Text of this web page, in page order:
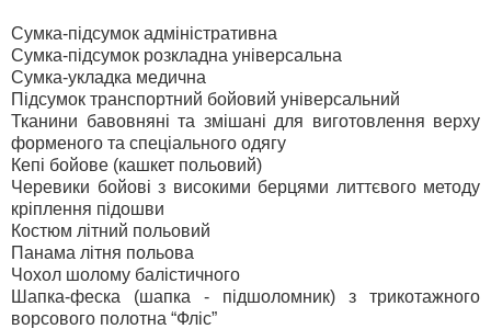
Сумка-підсумок адміністративна
Сумка-підсумок розкладна універсальна
Сумка-укладка медична
Підсумок транспортний бойовий універсальний
Тканини бавовняні та змішані для виготовлення верху
форменого та спеціального одягу
Кепі бойове (кашкет польовий)
Черевики бойові з високими берцями литтєвого методу
кріплення підошви
Костюм літний польовий
Панама літня польова
Чохол шолому балістичного
Шапка-феска (шапка - підшоломник) з трикотажного
ворсового полотна “Фліс”